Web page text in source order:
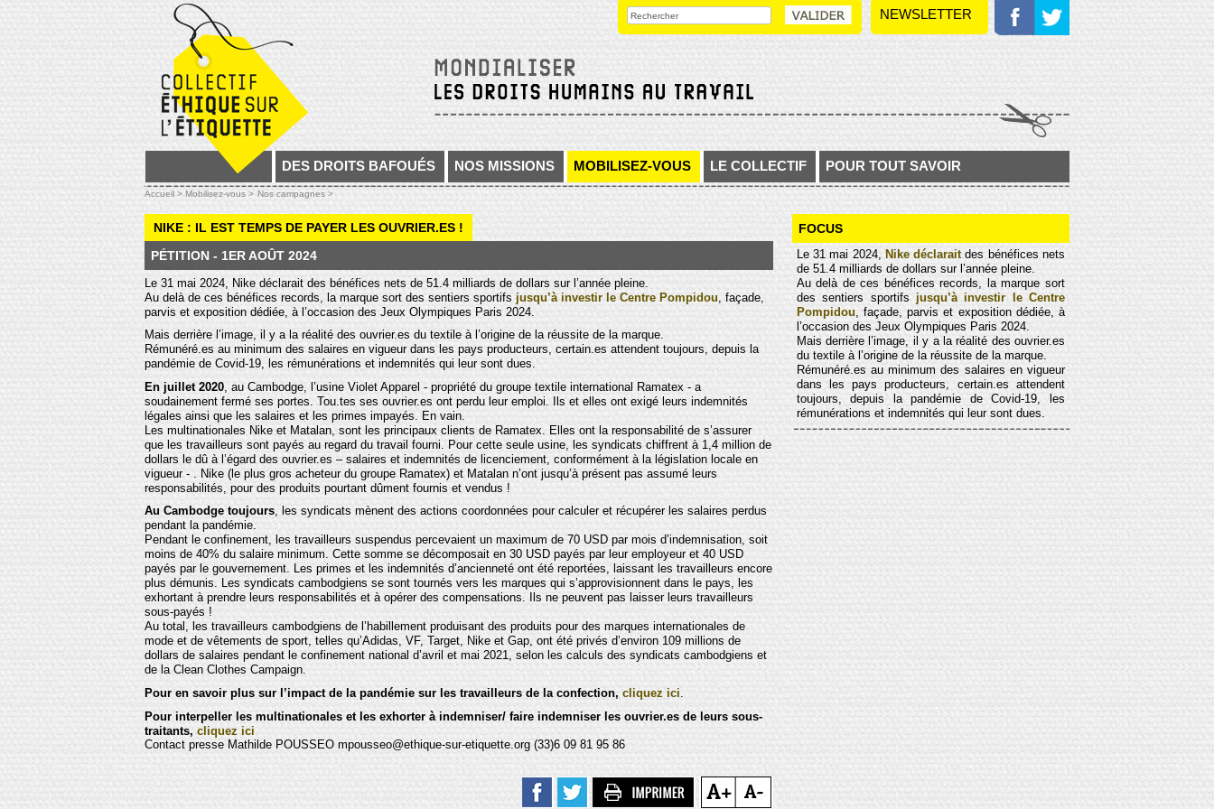
DES DROITS BAFOUÉS NOS MISSIONS MOBILISEZ-VOUS LE COLLECTIF POUR TOUT SAVOIR
NEWSLETTER
Accueil > Mobilisez-vous > Nos campagnes >
NIKE : IL EST TEMPS DE PAYER LES OUVRIER.ES !
PÉTITION - 1ER AOÛT 2024
Le 31 mai 2024, Nike déclarait des bénéfices nets de 51.4 milliards de dollars sur l’année pleine.
Au delà de ces bénéfices records, la marque sort des sentiers sportifs jusqu’à investir le Centre Pompidou , façade,
parvis et exposition dédiée, à l’occasion des Jeux Olympiques Paris 2024.
Mais derrière l’image, il y a la réalité des ouvrier.es du textile à l’origine de la réussite de la marque.
Rémunéré.es au minimum des salaires en vigueur dans les pays producteurs, certain.es attendent toujours, depuis la
pandémie de Covid-19, les rémunérations et indemnités qui leur sont dues.
En juillet 2020, au Cambodge, l’usine Violet Apparel - propriété du groupe textile international Ramatex - a
soudainement fermé ses portes. Tou.tes ses ouvrier.es ont perdu leur emploi. Ils et elles ont exigé leurs indemnités
légales ainsi que les salaires et les primes impayés. En vain.
Les multinationales Nike et Matalan, sont les principaux clients de Ramatex. Elles ont la responsabilité de s’assurer
que les travailleurs sont payés au regard du travail fourni. Pour cette seule usine, les syndicats chiffrent à 1,4 million de
dollars le dû à l’égard des ouvrier.es – salaires et indemnités de licenciement, conformément à la législation locale en
vigueur - . Nike (le plus gros acheteur du groupe Ramatex) et Matalan n’ont jusqu’à présent pas assumé leurs
responsabilités, pour des produits pourtant dûment fournis et vendus !
Au Cambodge toujours, les syndicats mènent des actions coordonnées pour calculer et récupérer les salaires perdus
pendant la pandémie.
Pendant le confinement, les travailleurs suspendus percevaient un maximum de 70 USD par mois d’indemnisation, soit
moins de 40% du salaire minimum. Cette somme se décomposait en 30 USD payés par leur employeur et 40 USD
payés par le gouvernement. Les primes et les indemnités d’ancienneté ont été reportées, laissant les travailleurs encore
plus démunis. Les syndicats cambodgiens se sont tournés vers les marques qui s’approvisionnent dans le pays, les
exhortant à prendre leurs responsabilités et à opérer des compensations. Ils ne peuvent pas laisser leurs travailleurs
sous-payés !
Au total, les travailleurs cambodgiens de l’habillement produisant des produits pour des marques internationales de
mode et de vêtements de sport, telles qu’Adidas, VF, Target, Nike et Gap, ont été privés d’environ 109 millions de
dollars de salaires pendant le confinement national d’avril et mai 2021, selon les calculs des syndicats cambodgiens et
de la Clean Clothes Campaign.
Pour en savoir plus sur l’impact de la pandémie sur les travailleurs de la confection, cliquez ici
Pour interpeller les multinationales et les exhorter à indemniser/ faire indemniser les ouvrier.es de leurs sous-
traitants, cliquez ici
Contact presse Mathilde POUSSEO mpousseo@ethique-sur-etiquette.org (33)6 09 81 95 86
FOCUS
Le 31 mai 2024, Nike déclaraitdes bénéfices nets
de 51.4 milliards de dollars sur l’année pleine.
Au delà de ces bénéfices records, la marque sort
des sentiers sportifs jusqu’à investir le Centre
Pompidou, façade, parvis et exposition dédiée, à
l’occasion des Jeux Olympiques Paris 2024.
Mais derrière l’image, il y a la réalité des ouvrier.es
du textile à l’origine de la réussite de la marque.
Rémunéré.es au minimum des salaires en vigueur
dans les pays producteurs, certain.es attendent
toujours, depuis la pandémie de Covid-19, les
rémunérations et indemnités qui leur sont dues.